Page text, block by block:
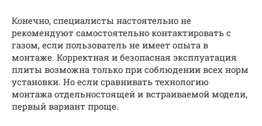
Конечно, специалисты настоятельно не
рекомендуют самостоятельно контактировать с
газом, если пользователь не имеет опыта в
монтаже. Корректная и безопасная эксплуатация
плиты возможна только при соблюдении всех норм
установки. Но если сравнивать технологию
монтажа отдельностоящей и встраиваемой модели,
первый вариант проще.